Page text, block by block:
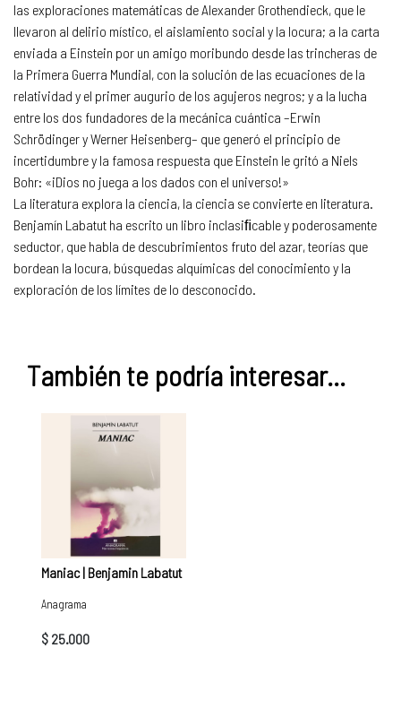
las exploraciones matemáticas de Alexander Grothendieck, que le
llevaron al delirio místico, el aislamiento social y la locura; a la carta
enviada a Einstein por un amigo moribundo desde las trincheras de
la Primera Guerra Mundial, con la solución de las ecuaciones de la
relatividad y el primer augurio de los agujeros negros; y a la lucha
entre los dos fundadores de la mecánica cuántica –Erwin
Schrödinger y Werner Heisenberg– que generó el principio de
incertidumbre y la famosa respuesta que Einstein le gritó a Niels
Bohr: «¡Dios no juega a los dados con el universo!»
La literatura explora la ciencia, la ciencia se convierte en literatura.
Benjamín Labatut ha escrito un libro inclasiﬁcable y poderosamente
seductor, que habla de descubrimientos fruto del azar, teorías que
bordean la locura, búsquedas alquímicas del conocimiento y la
exploración de los límites de lo desconocido.
También te podría interesar...
Maniac | Benjamin Labatut
Anagrama
$ 25.000